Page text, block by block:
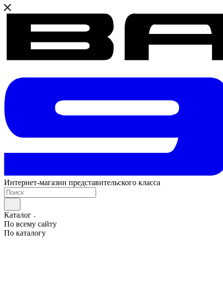
Интернет-магазин представительского класса
Каталог
По всему сайту
По каталогу